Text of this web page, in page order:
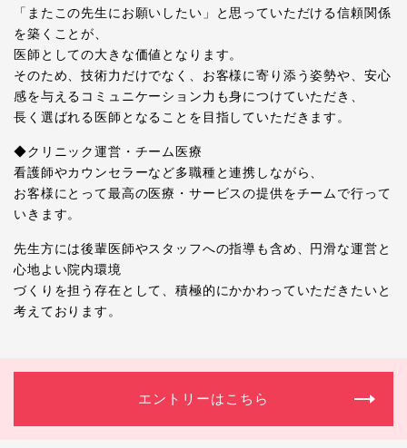
「またこの先生にお願いしたい」と思っていただける信頼関係
を築くことが、
医師としての大きな価値となります。
そのため、技術力だけでなく、お客様に寄り添う姿勢や、安心
感を与えるコミュニケーション力も身につけていただき、
長く選ばれる医師となることを目指していただきます。
◆クリニック運営・チーム医療
看護師やカウンセラーなど多職種と連携しながら、
お客様にとって最高の医療・サービスの提供をチームで行って
いきます。
先生方には後輩医師やスタッフへの指導も含め、円滑な運営と
心地よい院内環境
づくりを担う存在として、積極的にかかわっていただきたいと
考えております。
エントリーはこちら